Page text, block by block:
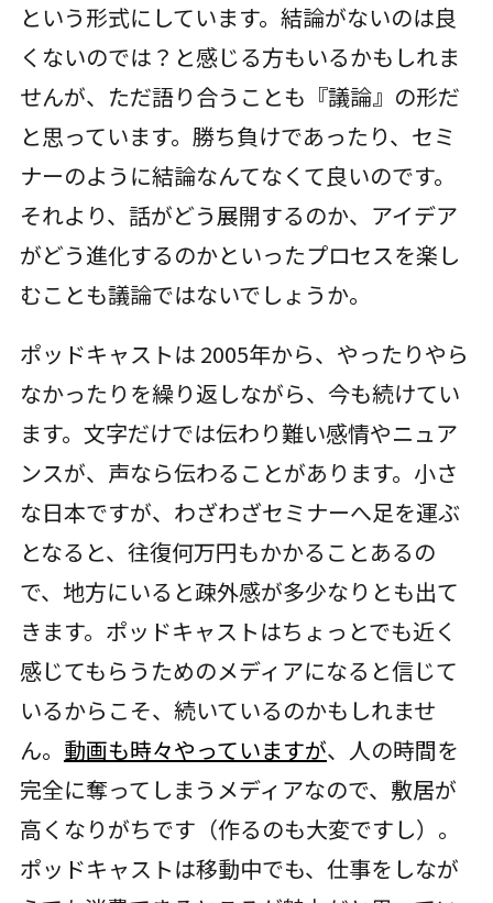
という形式にしています。結論がないのは良
くないのでは？と感じる方もいるかもしれま
せんが、ただ語り合うことも『議論』の形だ
と思っています。勝ち負けであったり、セミ
ナーのように結論なんてなくて良いのです。
それより、話がどう展開するのか、アイデア
がどう進化するのかといったプロセスを楽し
むことも議論ではないでしょうか。
ポッドキャストは 2005年から、やったりやら
なかったりを繰り返しながら、今も続けてい
ます。文字だけでは伝わり難い感情やニュア
ンスが、声なら伝わることがあります。小さ
な日本ですが、わざわざセミナーへ足を運ぶ
となると、往復何万円もかかることあるの
で、地方にいると疎外感が多少なりとも出て
きます。ポッドキャストはちょっとでも近く
感じてもらうためのメディアになると信じて
いるからこそ、続いているのかもしれませ
ん。 動画も時々やっていますが、人の時間を
完全に奪ってしまうメディアなので、敷居が
高くなりがちです（作るのも大変ですし）。
ポッドキャストは移動中でも、仕事をしなが